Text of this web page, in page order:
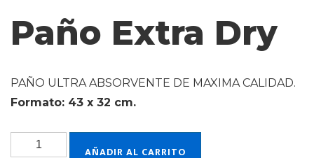
Paño Extra Dry
PAÑO ULTRA ABSORVENTE DE MAXIMA CALIDAD.
Formato: 43 x 32 cm.
AÑADIR AL CARRITO